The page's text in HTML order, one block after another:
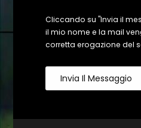
Cliccando su "Invia il
il mio nome e la mail
corretta erogazione del
Invia Il Messaggio